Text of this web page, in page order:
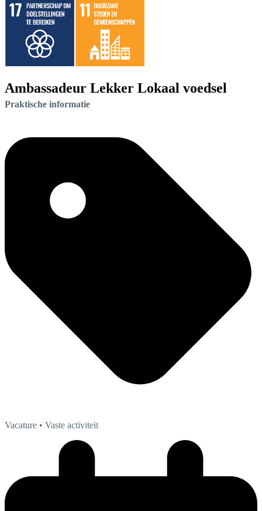
Ambassadeur Lekker Lokaal voedsel
Praktische informatie
Vacature • Vaste activiteit